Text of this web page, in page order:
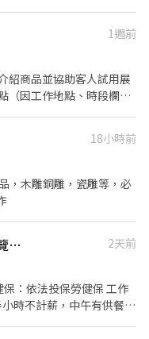
勵津貼 實際試算：($240
約 $41,400 – $45,240 元
班費計算公式： 前 2 小
小時：時薪 $240 × 1.67
負額，請以實際領薪情形
卡位！） 聯絡窗口：瑞星
（記得加 @ 才可
分機 208
【薪資】 時薪：
二) (錄取後提供：身分
】 上衣 : 提供活動T恤 長
: 暫定自備白色素款乾淨
) 【人員要求】 需活潑外
軟體、智慧手機操作、不
期地點】 9/11(五)15:00-
區 (4hr) ※詳細地址入取
，休息有計薪。 9/18(五)
議(10hr) 9/19(六) : 11:30-
) : 11:30-19:30 活動
育訓練：$200/H 匯款日 :
、存摺封面影本) 【工作
後需提供衣物、鞋子照片
、主動積極、熟悉通訊/
、基本外語能力佳。 *需有
客訴處理。
1週前
紹商品並協助客人試用展
館 / 需求
經銷店門市
2 人
18小時前
，木雕銅雕，瓷雕等，必
華山文創園區暑假超知名日本IP展覽 工作人員
2天前
：依法投保勞健保 工作
時不計薪，中午有供餐